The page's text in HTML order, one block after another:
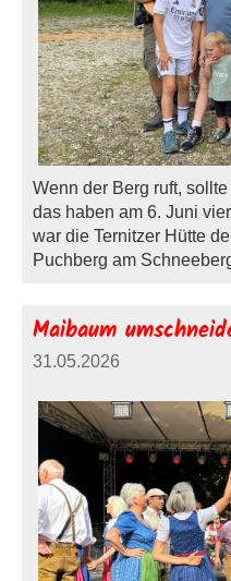
Wenn der Berg ruft,
das haben am 6. Juni
war die Ternitzer Hütte
Puchberg am
Maibaum
31.05.2026